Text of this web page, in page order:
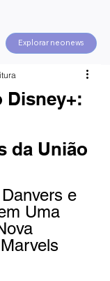
Explorar neonews
Disney+:
da União
e
Uma